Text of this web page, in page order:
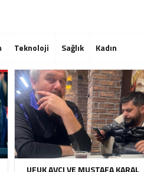
Not Alıyor
Teknoloji Sağlık Kadın
UFUK AVCI VE MUSTAFA KARAL